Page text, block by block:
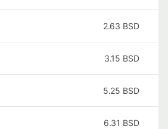
2.63 BSD
3.15 BSD
5.25 BSD
6.31 BSD